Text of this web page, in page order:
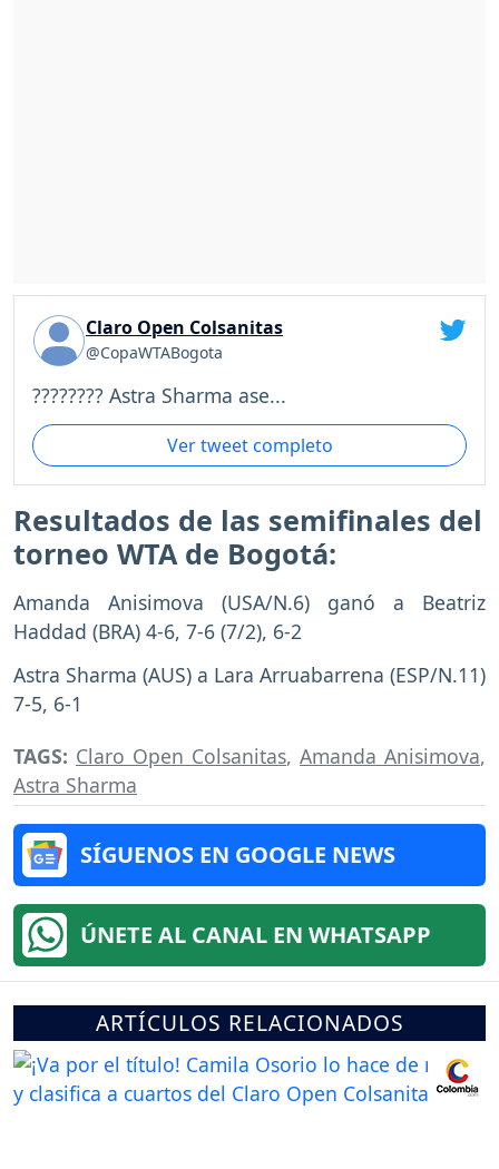
Claro Open Colsanitas
@CopaWTABogota
???????? Astra Sharma ase...
Ver tweet completo
Resultados de las semifinales del
torneo WTA de Bogotá:
Amanda Anisimova (USA/N.6) ganó a Beatriz
Haddad (BRA) 4-6, 7-6 (7/2), 6-2
Astra Sharma (AUS) a Lara Arruabarrena (ESP/N.11)
7-5, 6-1
TAGS: Claro Open Colsanitas, Amanda Anisimova,
Astra Sharma
SÍGUENOS EN GOOGLE NEWS
ÚNETE AL CANAL EN WHATSAPP
ARTÍCULOS RELACIONADOS